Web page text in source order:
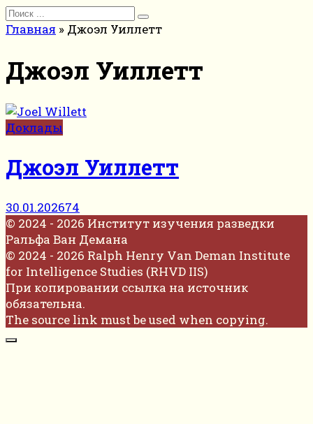
Search
for:
Главная » Джоэл Уиллетт
Джоэл Уиллетт
Доклады
Джоэл Уиллетт
30.01.202674
© 2024 - 2026 Институт изучения разведки
Ральфа Ван Демана
© 2024 - 2026 Ralph Henry Van Deman Institute
for Intelligence Studies (RHVD IIS)
При копировании ссылка на источник
обязательна.
The source link must be used when copying.